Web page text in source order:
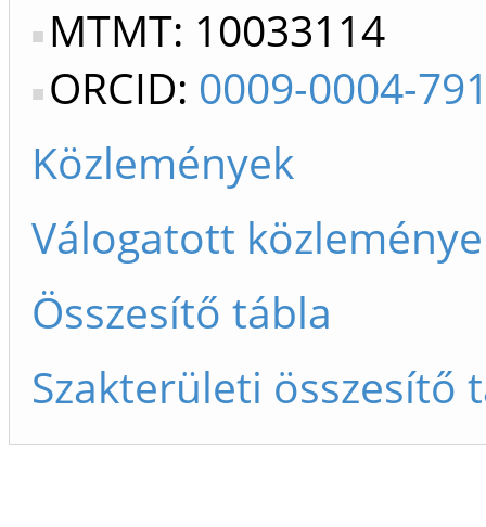
MTMT: 10033114
ORCID: 0009-0004-
Közlemények
Válogatott
Összesítő tábla
Szakterületi összesítő